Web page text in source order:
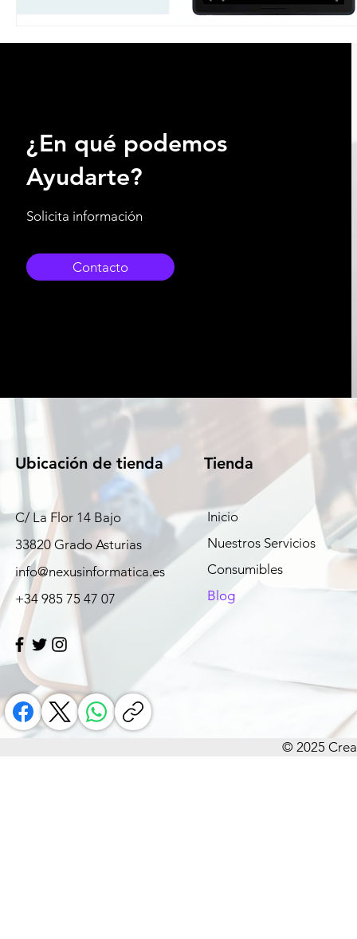
¿En qué podemos
Ayudarte?
Solicita información
Contacto
Ubicación de tienda
C/ La Flor 14 Bajo
33820 Grado Asturias
info@nexusinformatica.es
+34 985 75 47 07
Tienda
Inicio
Nuestros Servicios
Consumibles
Blog
© 2025